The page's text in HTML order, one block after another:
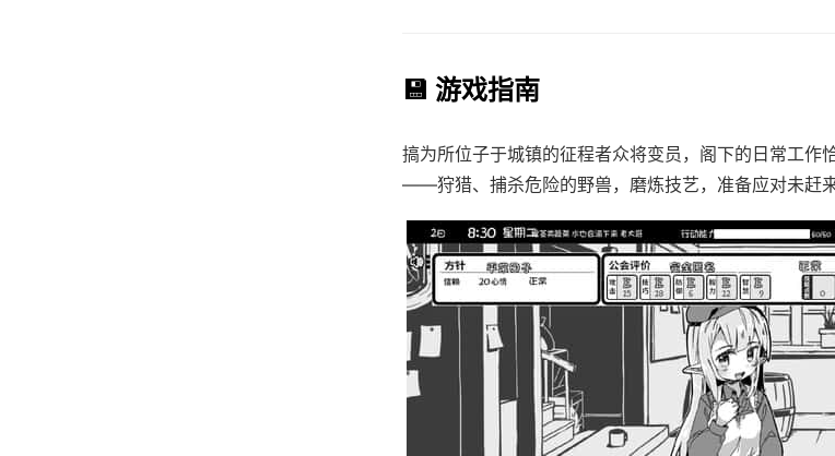
💾 游戏指南
搞为所位子于城镇的征程者众将变员，阁下的日常工作
——狩猎、捕杀危险的野兽，磨炼技艺，准备应对未赶